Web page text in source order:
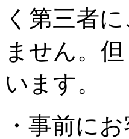
く第三者
ません。
います。
・事前に